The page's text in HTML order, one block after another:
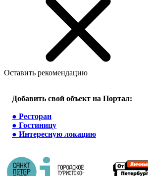
Оставить рекомендацию
Добавить свой объект на Портал:
● Ресторан
● Гостиницу
● Интересную локацию